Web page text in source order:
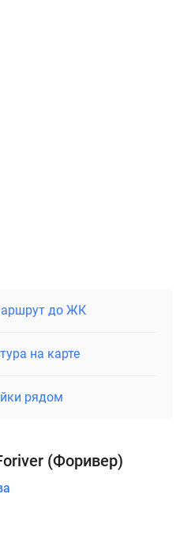
до ЖК
на карте
рядом
(Форивер)